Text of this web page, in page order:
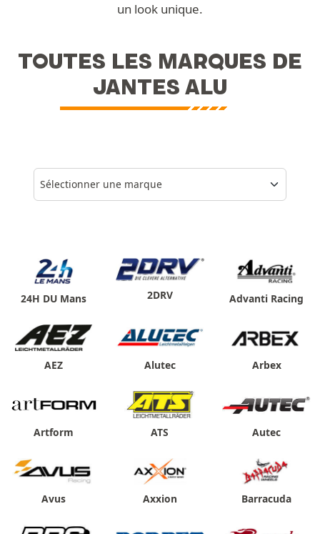
un look unique.
TOUTES LES MARQUES DE
JANTES ALU
Sélectionner une marque
24H DU Mans 2DRV Advanti Racing
AEZ Alutec Arbex
Artform ATS Autec
Avus Axxion Barracuda